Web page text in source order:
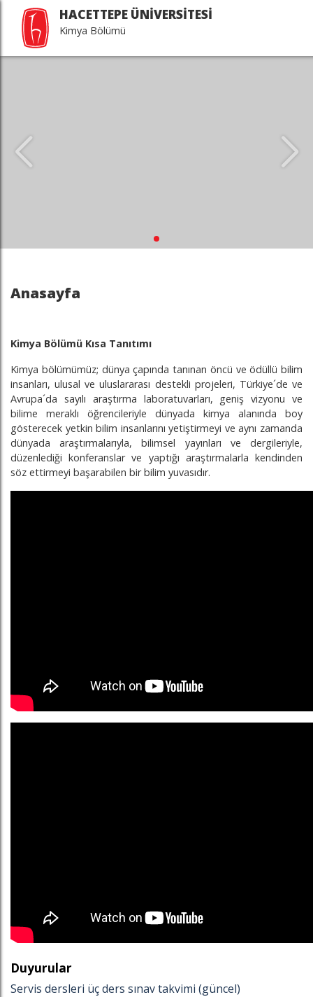
HACETTEPE ÜNİVERSİTESİ
Kimya Bölümü
Anasayfa
Kimya Bölümü Kısa Tanıtımı
Kimya bölümümüz; dünya çapında tanınan öncü ve ödüllü bilim
insanları, ulusal ve uluslararası destekli projeleri, Türkiye´de ve
Avrupa´da sayılı araştırma laboratuvarları, geniş vizyonu ve
bilime meraklı öğrencileriyle dünyada kimya alanında boy
gösterecek yetkin bilim insanlarını yetiştirmeyi ve aynı zamanda
dünyada araştırmalarıyla, bilimsel yayınları ve dergileriyle,
düzenlediği konferanslar ve yaptığı araştırmalarla kendinden
söz ettirmeyi başarabilen bir bilim yuvasıdır.
Duyurular
Servis dersleri üç ders sınav takvimi (güncel)